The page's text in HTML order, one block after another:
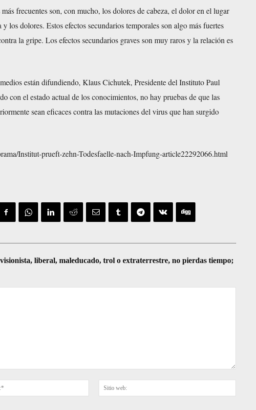
frecuentes son, con mucho, los dolores de cabeza, el dolor en el lugar
los dolores. Estos efectos secundarios temporales son algo más fuertes
la gripe. Los efectos secundarios graves son muy raros y la relación es
están difundiendo, Klaus Cichutek, Presidente del Instituto Paul
con el estado actual de los conocimientos, no hay pruebas de que las
sean eficaces contra las mutaciones del virus que han surgido
Institut-prueft-zehn-Todesfaelle-nach-Impfung-article22292066.html
liberal, maleducado, trol o extraterrestre, no pierdas tiempo;
Correo
electrónico:*
web: